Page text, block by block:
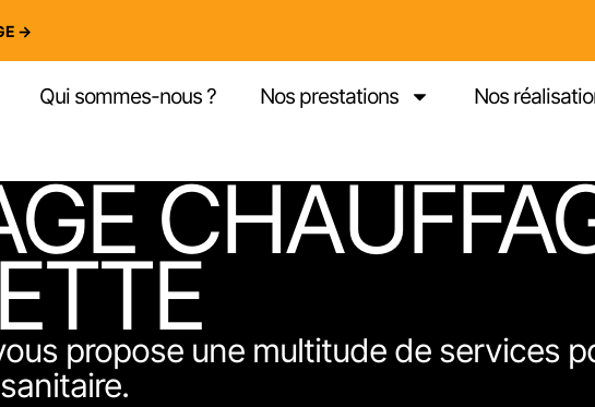
→
Qui sommes-nous ? Nos prestations Nos
propose une multitude de services